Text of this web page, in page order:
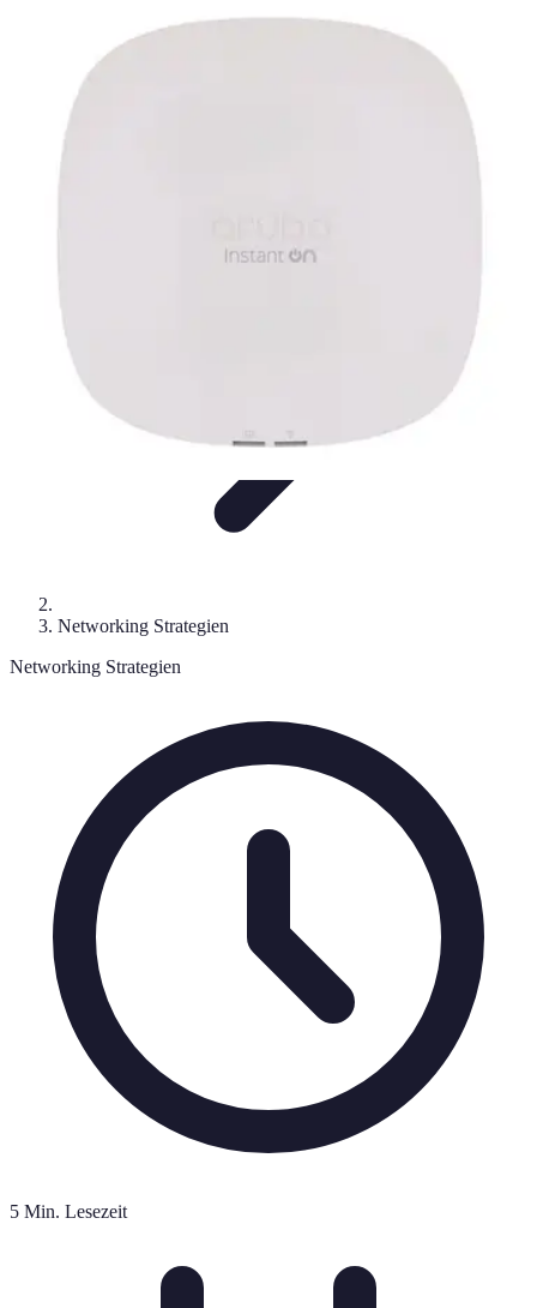
Netzwerkstrategien
Karriere und
NetworkingStrategien
Vernetzt Bleiben
Networking Strategien
Networking Strategien
5 Min. Lesezeit